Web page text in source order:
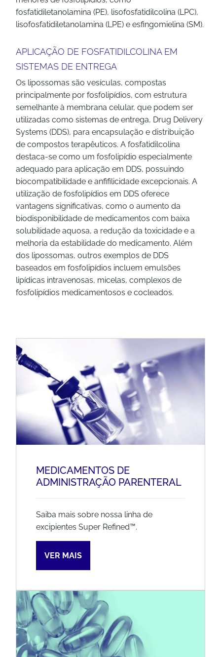
fosfatidiletanolamina (PE), lisofosfatidilcolina (LPC),
lisofosfatidiletanolamina (LPE) e esfingomielina (SM).
APLICAÇÃO DE FOSFATIDILCOLINA EM
SISTEMAS DE ENTREGA
Os lipossomas são vesículas, compostas
principalmente por fosfolipídios, com estrutura
semelhante à membrana celular, que podem ser
utilizadas como sistemas de entrega, Drug Delivery
Systems (DDS), para encapsulação e distribuição
de compostos terapêuticos. A fosfatidilcolina
destaca-se como um fosfolipídio especialmente
adequado para aplicação em DDS, possuindo
biocompatibilidade e anfifilicidade excepcionais. A
utilização de fosfolipídios em DDS oferece
vantagens significativas, como o aumento da
biodisponibilidade de medicamentos com baixa
solubilidade aquosa, a redução da toxicidade e a
melhoria da estabilidade do medicamento. Além
dos lipossomas, outros exemplos de DDS
baseados em fosfolipídios incluem emulsões
lipídicas intravenosas, micelas, complexos de
fosfolipídios medicamentosos e cocleados.
MEDICAMENTOS DE
ADMINISTRAÇÃO PARENTERAL
Saiba mais sobre nossa linha de
excipientes Super Refined™.
VER MAIS